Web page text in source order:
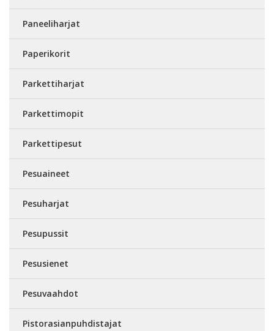
Paneeliharjat
Paperikorit
Parkettiharjat
Parkettimopit
Parkettipesut
Pesuaineet
Pesuharjat
Pesupussit
Pesusienet
Pesuvaahdot
Pistorasianpuhdistajat